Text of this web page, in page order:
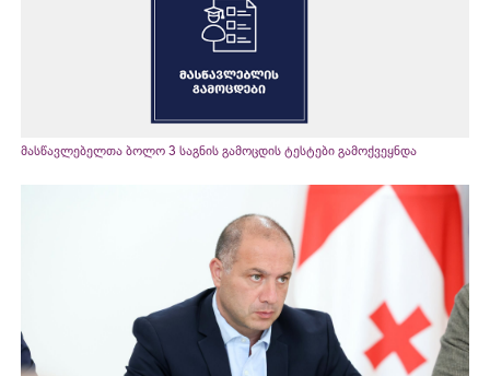
მასწავლებელთა ბოლო 3 საგნის გამოცდის ტესტები გამოქვეყნდა